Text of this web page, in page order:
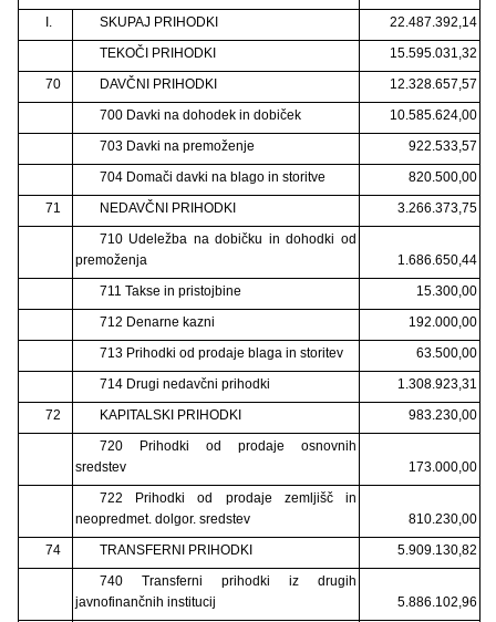
I.
SKUPAJ PRIHODKI
22.487.392,14
TEKOČI PRIHODKI
15.595.031,32
70
DAVČNI PRIHODKI
12.328.657,57
700 Davki na dohodek in dobiček
10.585.624,00
703 Davki na premoženje
922.533,57
704 Domači davki na blago in storitve
820.500,00
71
NEDAVČNI PRIHODKI
3.266.373,75
710 Udeležba na dobičku in dohodki od
premoženja
1.686.650,44
711 Takse in pristojbine
15.300,00
712 Denarne kazni
192.000,00
713 Prihodki od prodaje blaga in storitev
63.500,00
714 Drugi nedavčni prihodki
1.308.923,31
72
KAPITALSKI PRIHODKI
983.230,00
720 Prihodki od prodaje osnovnih
sredstev
173.000,00
722 Prihodki od prodaje zemljišč in
neopredmet. dolgor. sredstev
810.230,00
74
TRANSFERNI PRIHODKI
5.909.130,82
740 Transferni prihodki iz drugih
javnofinančnih institucij
5.886.102,96